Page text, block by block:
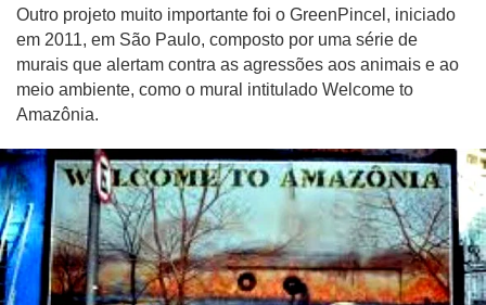
Outro projeto muito importante foi o GreenPincel, iniciado
em 2011, em São Paulo, composto por uma série de
murais que alertam contra as agressões aos animais e ao
meio ambiente, como o mural intitulado Welcome to
Amazônia.